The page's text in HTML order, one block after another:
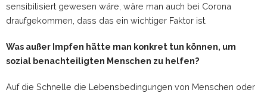
sensibilisiert gewesen wäre, wäre man auch bei Corona
draufgekommen, dass das ein wichtiger Faktor ist.
Was außer Impfen hätte man konkret tun können, um
sozial benachteiligten Menschen zu helfen?
Auf die Schnelle die Lebensbedingungen von Menschen oder